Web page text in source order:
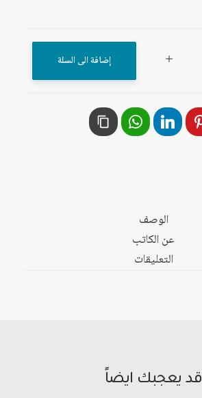
إضافة الى السلة
الوصف
عن الكاتب
التعليقات
قد يعجبك ايضاً